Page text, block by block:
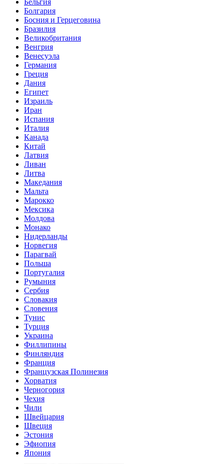
Бельгия
Болгария
Босния и Герцеговина
Бразилия
Великобритания
Венгрия
Венесуэла
Германия
Греция
Дания
Египет
Израиль
Иран
Испания
Италия
Канада
Китай
Латвия
Ливан
Литва
Македания
Мальта
Марокко
Мексика
Молдова
Монако
Нидерланды
Норвегия
Парагвай
Польша
Португалия
Румыния
Сербия
Словакия
Словения
Тунис
Турция
Украина
Филлипины
Финляндия
Франция
Французская Полинезия
Хорватия
Черногория
Чехия
Чили
Швейцария
Швеция
Эстония
Эфиопия
Япония